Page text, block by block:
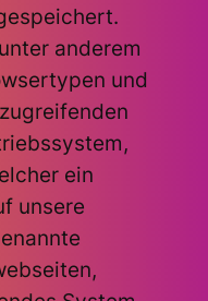
anderem
und
ein
unsere